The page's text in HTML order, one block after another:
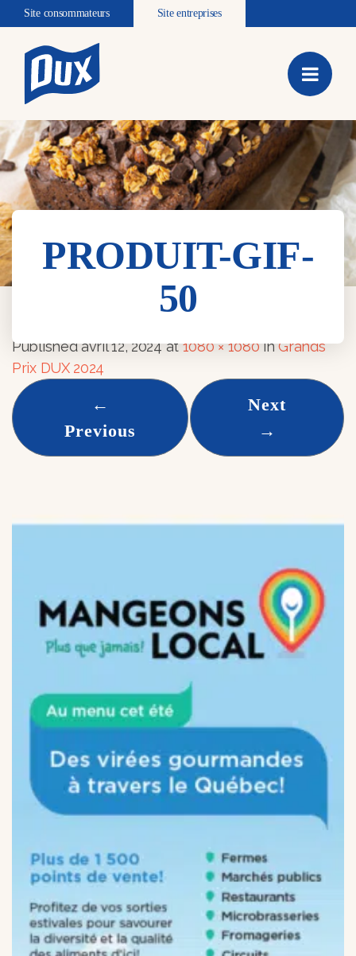
Site consommateurs Site entreprises
PRODUIT-GIF-
50
PRODUIT-GIF-50
Publishedavril 12, 2024at1080 × 1080inGrands
Prix DUX 2024
←
Previous
Next
→